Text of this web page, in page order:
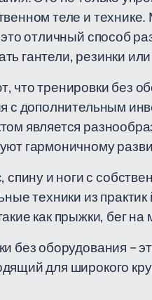
теле и
отличный способ
гантели, резинки
что тренировки без
с дополнительным
является
гармоничному
спину и ноги с
техники из практик
как прыжки, бег
без оборудования –
для широкого